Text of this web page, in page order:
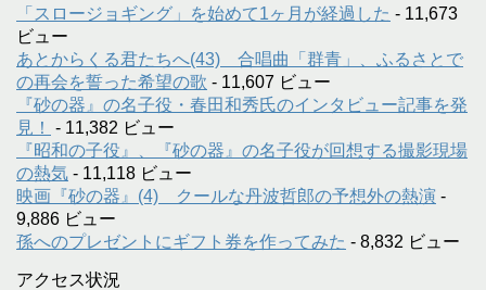
「スロージョギング」を始めて1ヶ月が経過した - 11,673
ビュー
あとからくる君たちへ(43) 合唱曲「群青」、ふるさとで
の再会を誓った希望の歌 - 11,607 ビュー
『砂の器』の名子役・春田和秀氏のインタビュー記事を発
見！
- 11,382 ビュー
『昭和の子役』、『砂の器』の名子役が回想する撮影現場
の熱気 - 11,118 ビュー
映画『砂の器』(4) クールな丹波哲郎の予想外の熱演 -
9,886 ビュー
孫へのプレゼントにギフト券を作ってみた - 8,832 ビュー
アクセス状況